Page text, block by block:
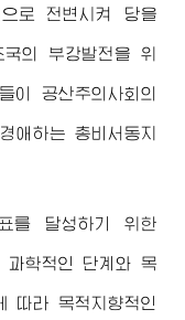
로 전변시켜 당을
의 부강발전을 위
이 공산주의사회의
경애하는 총비서동지
표를 달성하기 위한
과학적인 단계와 목
따라 목적지향적인